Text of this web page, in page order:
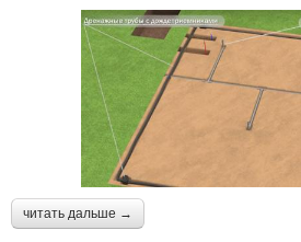
читать дальше →